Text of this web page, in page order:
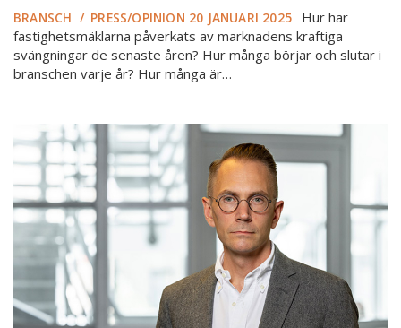
BRANSCH / PRESS/OPINION 20 JANUARI 2025
Hur har
fastighetsmäklarna påverkats av marknadens kraftiga
svängningar de senaste åren? Hur många börjar och slutar i
branschen varje år? Hur många är…
Förändrad
bomarknad
utmanar
mäklarbranschen